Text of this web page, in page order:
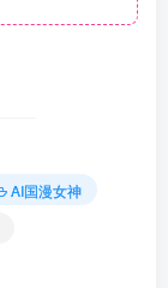
AI国漫女神